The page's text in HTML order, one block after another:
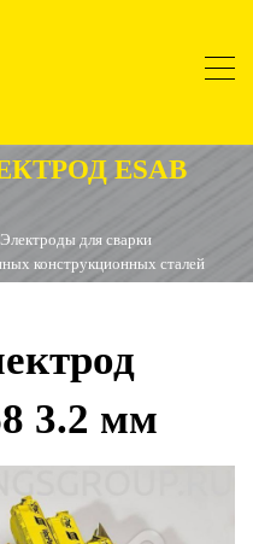
ESAB
Электроды для сварки
конструкционных сталей
3.2 мм